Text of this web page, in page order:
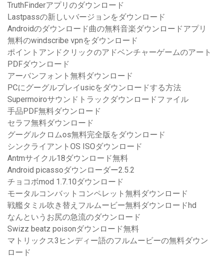
TruthFinderアプリのダウンロード
Lastpassの新しいバージョンをダウンロード
Androidのダウンロード曲の無料音楽ダウンロードアプリ
無料のwindscribe vpnをダウンロード
ポイントアンドクリックのアドベンチャーゲームのアート
PDFダウンロード
アーバンフォント無料ダウンロード
PCにグーグルプレイusicをダウンロードする方法
Supermoiroサウンドトラックダウンロードファイル
手品PDF無料ダウンロード
セラフ無料ダウンロード
グーグルクロムos無料完全版をダウンロード
シンクライアントOS ISOダウンロード
Antmサイクル18ダウンロード無料
Android picassoダウンローダー2.5.2
チョコボmod 1.7.10ダウンロード
モータルコンバットコンペレット無料ダウンロード
戦艦タミル吹き替えフルムービー無料ダウンロードhd
なんというお尻の急流のダウンロード
Swizz beatz poisonダウンロード無料
マトリックス3ヒンディー語のフルムービーの無料ダウン
ロード